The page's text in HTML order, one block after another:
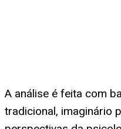
A análise é feita com
tradicional, imaginário